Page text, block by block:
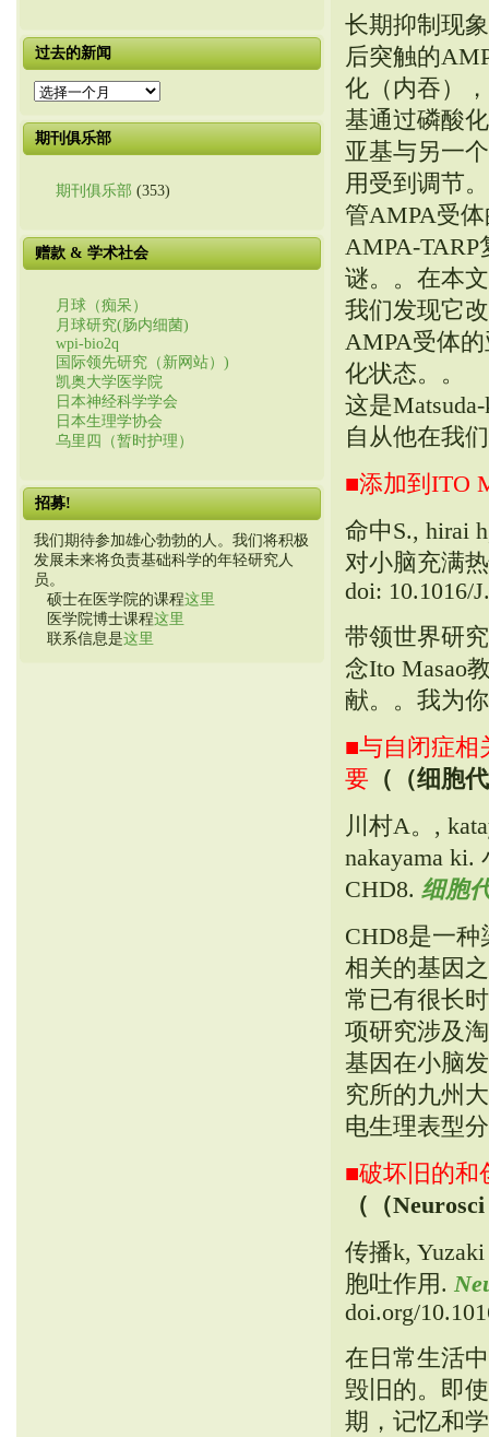
过去的新闻
过
的
新
期刊俱乐部
期刊俱乐部 (353)
赠款 & 学术社会
月球（痴呆）
月球研究(肠内细菌)
wpi-bio2q
国际领先研究（新网站）)
凯奥大学医学院
日本神经科学学会
日本生理学协会
乌里四（暂时护理）
招募!
我们期待参加雄心勃勃的人。我们将积极
发展未来将负责基础科学的年轻研究人
员。
硕士在医学院的课程这里
医学院博士课程这里
联系信息是这里
长期抑制现
后突触的
化（内吞）
基通过磷酸
亚基与另一
用受到调节
管AMPA受
AMPA-
谜。。在本
我们发现它
AMPA受体
化状态。。
这是
自从他在我
■添加到ITO
命中S., hirai
对小脑充满
doi: 10.1016/
带领世界研
念Ito Masao
献。。我为
■与自闭症相
要 （（细胞
川村A。,
nakayama
CHD8. 细胞
CHD8是一
相关的基因
常已有很长
项研究涉及
基因在小脑
究所的九州
电生理表型
■破坏旧的和
（（
传播k,
胞吐作用.
doi.org/
在日常生活
毁旧的。即
期，记忆和